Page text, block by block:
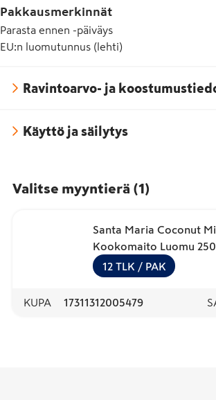
Pakkausmerkinnät
Parasta ennen -päiväys
EU:n luomutunnus (lehti)
Ravintoarvo- ja
Käyttö ja säilytys
Valitse myyntierä (1 )
Santa Maria Coconut
Kookomaito Luomu
12 TLK / PAK
KUPA 17311312005479